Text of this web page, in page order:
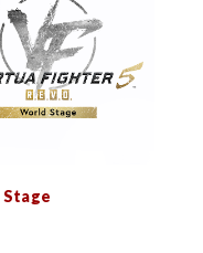
Stage